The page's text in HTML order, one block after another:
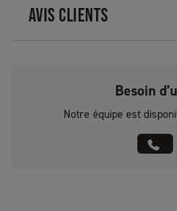
AVIS CLIENTS
Besoin
Notre équipe est